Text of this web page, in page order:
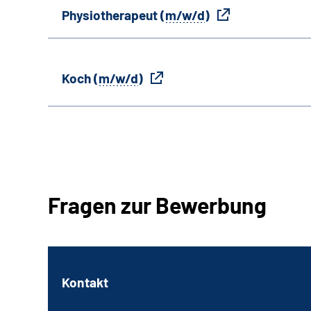
Physiotherapeut (m/w/d)
Koch (m/w/d)
Fragen zur Bewerbung
Kontakt